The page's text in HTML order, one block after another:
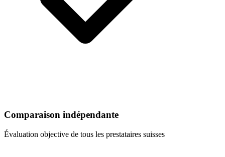
Comparaison indépendante
Évaluation objective de tous les prestataires suisses